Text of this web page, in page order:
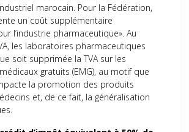
marocain. Pour la Fédération,
un coût supplémentaire
l’industrie pharmaceutique». Au
les laboratoires pharmaceutiques
soit supprimée la TVA sur les
gratuits (EMG), au motif que
la promotion des produits
et, de ce fait, la généralisation